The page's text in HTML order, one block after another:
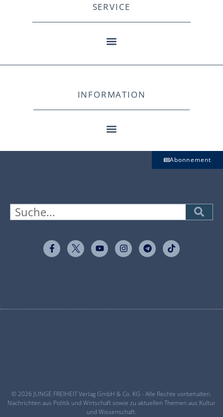
SERVICE
INFORMATION
Abonnement
© 2026 JUNGE FREIHEIT Verlag GmbH & Co. KG - Alle Rechte vorbehalten.
Nachrichten aus Politik und Wirtschaft sowie zu aktuellen Themen aus Kultur
und Wissenschaft.